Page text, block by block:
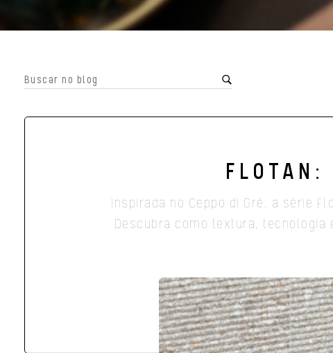
FLOTAN:
Inspirada no Ceppo di Gré, a série
Descubra como textura,